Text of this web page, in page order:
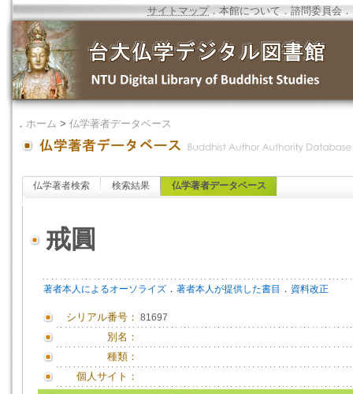
サイトマップ．本館について ．諮問委員会 ．
． ホーム > 仏学著者データベース
仏学著者検索 検索結果 仏学著者データベース
戒圓
著者本人によるオーソライズ ． 著者本人が提供した書目 ． 資料改正
シリアル番号： 81697
別名：
種類：
個人サイト：